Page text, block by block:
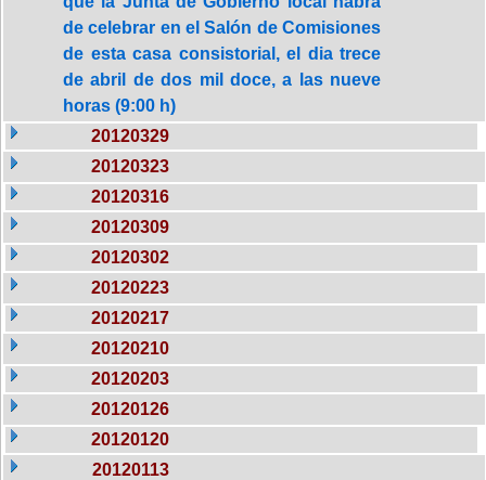
de celebrar en el Salón de Comisiones
de esta casa consistorial, el dia trece
de abril de dos mil doce, a las nueve
horas (9:00 h)
20120329
20120323
20120316
20120309
20120302
20120223
20120217
20120210
20120203
20120126
20120120
20120113